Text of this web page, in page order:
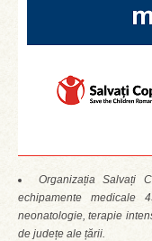
Organizația Salvați
echipamente medicale
neonatologie, terapie
de județe ale țării.